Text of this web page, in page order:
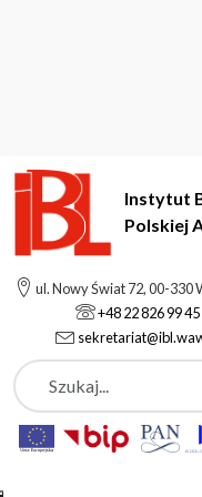
Instytut
Polskiej
ul. Nowy Świat 72, 00-330
+48 22 826 99 45
Szukaj
Instytut Badań
Pracownie i zespoły
Ośrodek Badań
Ośrodek